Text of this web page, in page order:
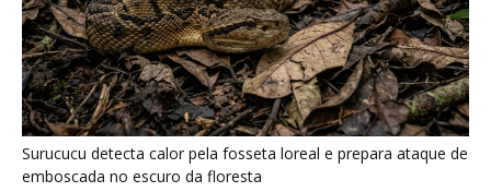
Araponga combina caixa torácica adaptada e
canto metálico para alcançar a...
7 de agosto de 2026
“A chuva carrega um inventário da copa”: o
método que encontrou...
7 de agosto de 2026